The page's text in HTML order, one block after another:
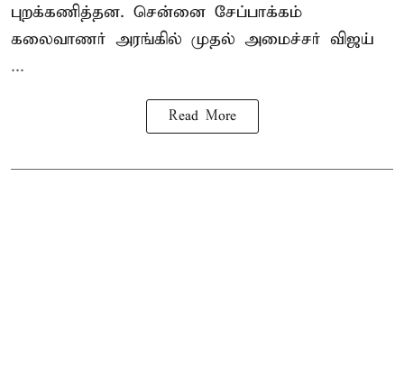
புறக்கணித்தன. சென்னை சேப்பாக்கம்
கலைவாணர் அரங்கில் முதல் அமைச்சர் விஜய்
...
Read More